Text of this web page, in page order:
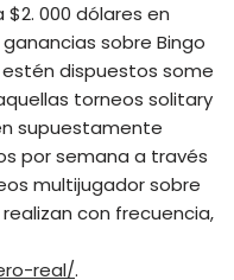
000 dólares en
sobre Bingo
dispuestos some
torneos solitary
supuestamente
por semana a través
multijugador sobre
con frecuencia,
real/.